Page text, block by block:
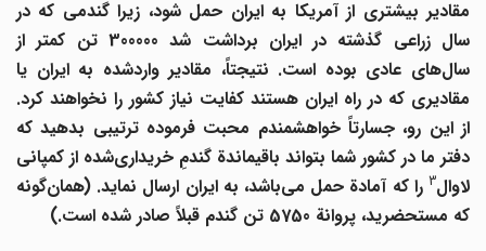
مقادیر بیشتری از آمریکا به ایران حمل شود، زیرا گندمی که در
سال زراعی گذشته در ایران برداشت شد 300000 تن کمتر از
سالهای عادی بوده است. نتیجتاً، مقادیر واردشده به ایران یا
مقادیری که در راه ایران هستند کفایت نیاز کشور را نخواهند کرد.
از این رو، جسارتاً خواهشمندم محبت فرموده ترتیبی بدهید که
دفتر ما در کشور شما بتواند باقیماندة گندمِ خریداریشده از کمپانی
لاوال3را که آمادة حمل میباشد، به ایران ارسال نماید. (همانگونه
که مستحضرید، پروانة 5750 تن گندم قبلاً صادر شده است.)